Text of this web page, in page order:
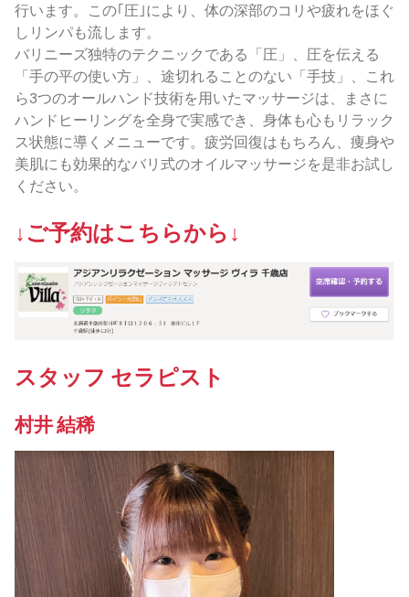
行います。この｢圧｣により、体の深部のコリや疲れをほぐ
しリンパも流します。
バリニーズ独特のテクニックである「圧」、圧を伝える
「手の平の使い方」、途切れることのない「手技」、これ
ら3つのオールハンド技術を用いたマッサージは、まさに
ハンドヒーリングを全身で実感でき、身体も心もリラック
ス状態に導くメニューです。疲労回復はもちろん、痩身や
美肌にも効果的なバリ式のオイルマッサージを是非お試し
ください。
↓ご予約はこちらから↓
スタッフ セラピスト
村井 結稀